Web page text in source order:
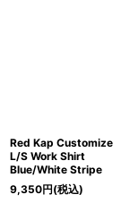
Red Kap Customize
L/S Work Shirt
Blue/White Stripe
9,350円(税込)